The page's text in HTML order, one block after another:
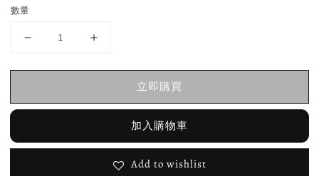
數量
立即購買
加入購物車
Add to wishlist